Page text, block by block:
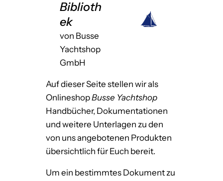
Biblioth
ek
von Busse
Yachtshop
GmbH
Auf dieser Seite stellen wir als
OnlineshopBusse Yachtshop
Handbücher, Dokumentationen
und weitere Unterlagen zu den
von uns angebotenen Produkten
übersichtlich für Euch bereit.
Um ein bestimmtes Dokument zu